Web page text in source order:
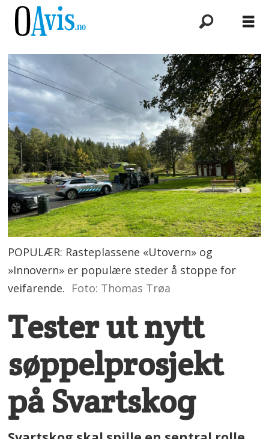
POPULÆR: Rasteplassene «Utovern» og
»Innovern» er populære steder å stoppe for
veifarende. Foto: Thomas Trøa
Tester ut nytt
søppelprosjekt
på Svartskog